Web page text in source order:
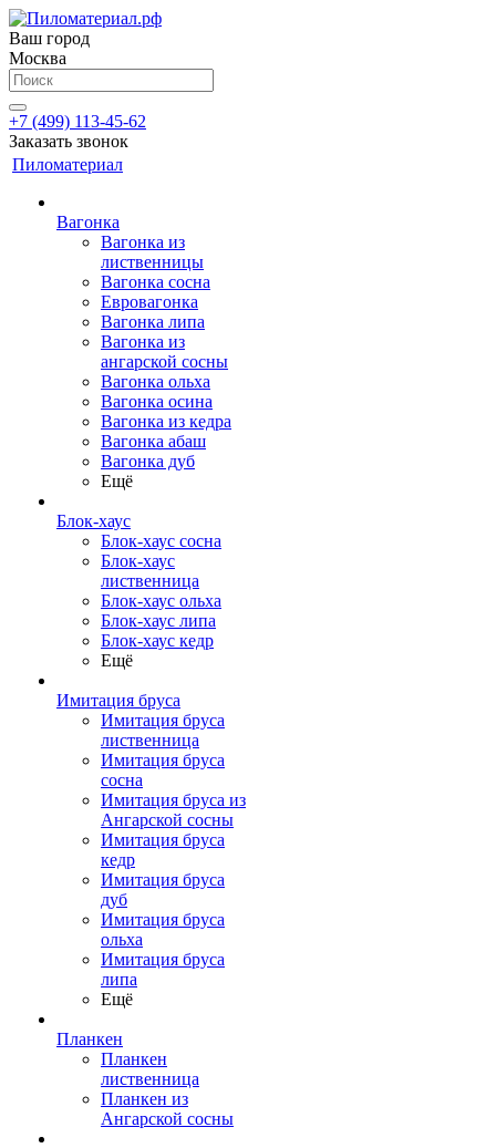
Ваш город
Москва
+7 (499) 113-45-62
Заказать звонок
Пиломатериал
Вагонка
Вагонка из
лиственницы
Вагонка сосна
Евровагонка
Вагонка липа
Вагонка из
ангарской сосны
Вагонка ольха
Вагонка осина
Вагонка из кедра
Вагонка абаш
Вагонка дуб
Ещё
Блок-хаус
Блок-хаус сосна
Блок-хаус
лиственница
Блок-хаус ольха
Блок-хаус липа
Блок-хаус кедр
Ещё
Имитация бруса
Имитация бруса
лиственница
Имитация бруса
сосна
Имитация бруса из
Ангарской сосны
Имитация бруса
кедр
Имитация бруса
дуб
Имитация бруса
ольха
Имитация бруса
липа
Ещё
Планкен
Планкен
лиственница
Планкен из
Ангарской сосны